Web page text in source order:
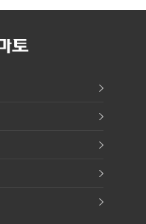
생기면 환불